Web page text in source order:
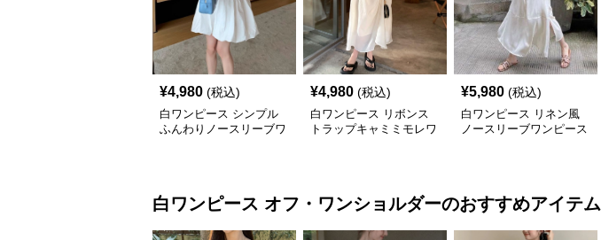
¥4,980 (税込)
白ワンピース シンプル
ふんわりノースリーブワ
¥4,980 (税込)
白ワンピース リボンス
トラップキャミミモレワ
¥5,980 (税込)
白ワンピース リネン風
ノースリーブワンピース
白ワンピース オフ・ワンショルダーのおすすめアイテム